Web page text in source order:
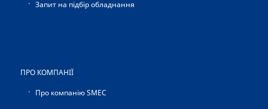
Запит на підбір обладнання
ПРО КОМПАНІЇ
Про компанію SMEC